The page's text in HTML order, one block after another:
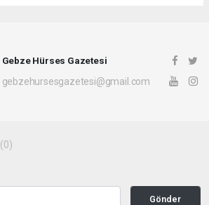
Gebze Hürses Gazetesi
gebzehursesgazetesi@gmail.com
(0)
Gönder